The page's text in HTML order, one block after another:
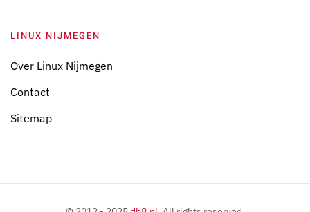
LINUX NIJMEGEN
Over Linux Nijmegen
Contact
Sitemap